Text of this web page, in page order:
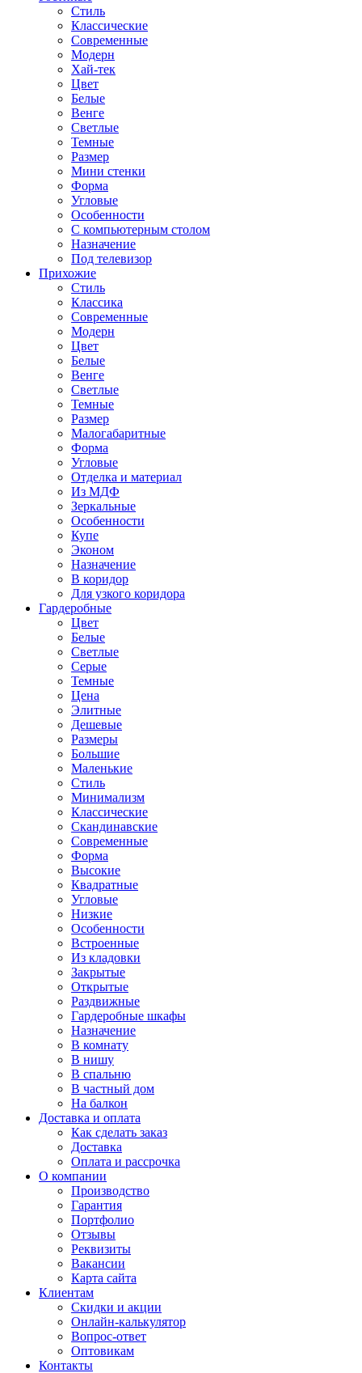
Стиль
Классические
Современные
Модерн
Хай-тек
Цвет
Белые
Венге
Светлые
Темные
Размер
Мини стенки
Форма
Угловые
Особенности
С компьютерным столом
Назначение
Под телевизор
Прихожие
Стиль
Классика
Современные
Модерн
Цвет
Белые
Венге
Светлые
Темные
Размер
Малогабаритные
Форма
Угловые
Отделка и материал
Из МДФ
Зеркальные
Особенности
Купе
Эконом
Назначение
В коридор
Для узкого коридора
Гардеробные
Цвет
Белые
Светлые
Серые
Темные
Цена
Элитные
Дешевые
Размеры
Большие
Маленькие
Стиль
Минимализм
Классические
Скандинавские
Современные
Форма
Высокие
Квадратные
Угловые
Низкие
Особенности
Встроенные
Из кладовки
Закрытые
Открытые
Раздвижные
Гардеробные шкафы
Назначение
В комнату
В нишу
В спальню
В частный дом
На балкон
Доставка и оплата
Как сделать заказ
Доставка
Оплата и рассрочка
О компании
Производство
Гарантия
Портфолио
Отзывы
Реквизиты
Вакансии
Карта сайта
Клиентам
Скидки и акции
Онлайн-калькулятор
Вопрос-ответ
Оптовикам
Контакты